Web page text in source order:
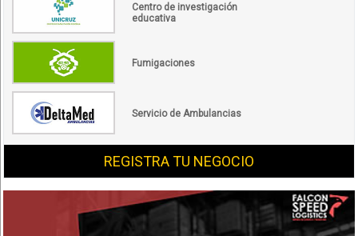
Centro de investigación
educativa
Fumigaciones
Servicio de Ambulancias
REGISTRA TU NEGOCIO